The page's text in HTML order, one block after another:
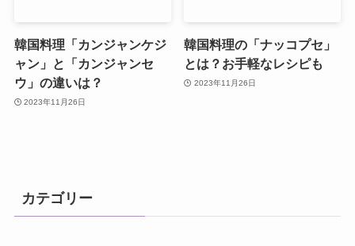
韓国料理「カンジャンケジ
ャン」と「カンジャンセ
ウ」の違いは？
2023年11月26日
韓国料理の「ナッコプセ」
とは？お手軽なレシピも
2023年11月26日
カテゴリー